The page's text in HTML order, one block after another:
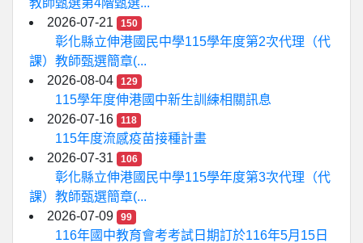
教師甄選第4階甄選...
2026-07-21
150
彰化縣立伸港國民中學115學年度第2次代理（代
課）教師甄選簡章(...
2026-08-04
129
115學年度伸港國中新生訓練相關訊息
2026-07-16
118
115年度流感疫苗接種計畫
2026-07-31
106
彰化縣立伸港國民中學115學年度第3次代理（代
課）教師甄選簡章(...
2026-07-09
99
116年國中教育會考考試日期訂於116年5月15日